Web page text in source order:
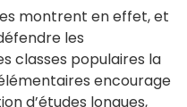
montrent en effet, et
les
classes populaires la
encourage
d’études longues,